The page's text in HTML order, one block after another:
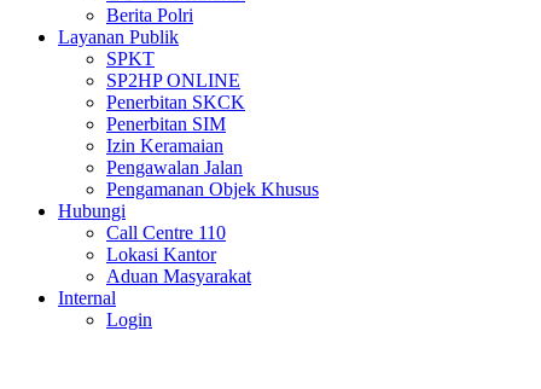
Berita Polri
Layanan Publik
SPKT
SP2HP ONLINE
Penerbitan SKCK
Penerbitan SIM
Izin Keramaian
Pengawalan Jalan
Pengamanan Objek Khusus
Hubungi
Call Centre 110
Lokasi Kantor
Aduan Masyarakat
Internal
Login